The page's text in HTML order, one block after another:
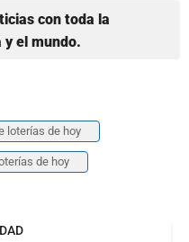
con toda la
el mundo.
loterías de hoy
de hoy